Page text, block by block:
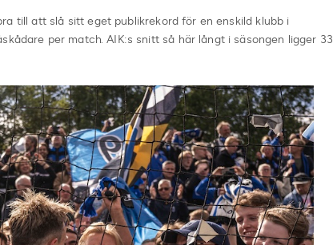
till att slå sitt eget publikrekord för en enskild klubb i
per match. AIK:s snitt så här långt i säsongen ligger 33